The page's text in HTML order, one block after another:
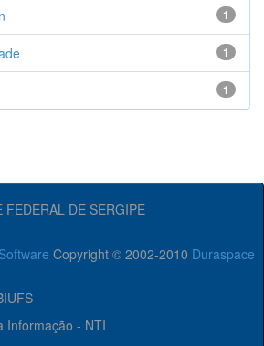
1
1
1
FEDERAL DE SERGIPE
Copyright © 2002-2010 Duraspace
Informação - NTI